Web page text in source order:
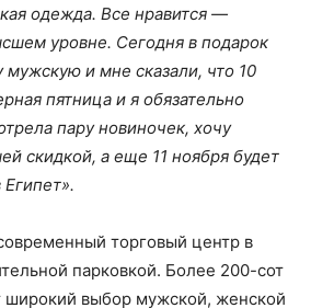
одежда. Все нравится —
уровне. Сегодня в подарок
мужскую и мне сказали, что 10
пятница и я обязательно
пару новиночек, хочу
скидкой, а еще 11 ноября будет
торговый центр в
парковкой. Более 200-сот
широкий выбор мужской, женской